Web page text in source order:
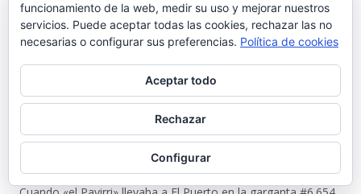
El antiguo campo del Racing y la iniciativa solidaria de Elías
Ahuja #6.657
Sebastián Gómez Sánchez, ‘Tani’. El frutero que ayudó a
sacar adelante a once hermanos #6.656
La viñeta de Alberto Castrelo. Se hacen fiestas a domicilio
funcionamiento de la web, medir su uso y mejorar nuestros
servicios. Puede aceptar todas las cookies, rechazar las no
necesarias o configurar sus preferencias. Política de cookies
Aceptar todo
Rechazar
Configurar